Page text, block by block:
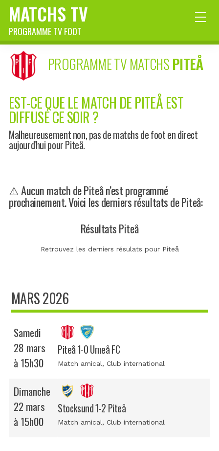
MATCHS TV
PROGRAMME TV FOOT
PROGRAMME TV MATCHSPITEÅ
EST-CE QUE LE MATCH DE PITEÅ EST
DIFFUSÉ CE SOIR ?
Malheureusement non, pas de matchs de foot en direct
aujourd'hui pour Piteå.
⚠️ Aucun match de Piteå n’est programmé
prochainement. Voici les derniers résultats de Piteå:
Résultats Piteå
Retrouvez les derniers résulats pour Piteå
MARS 2026
Samedi
28 mars
à 15h30
Piteå 1-0 Umeå FC
Match amical, Club international
Dimanche
22 mars
à 15h00
Stocksund 1-2 Piteå
Match amical, Club international